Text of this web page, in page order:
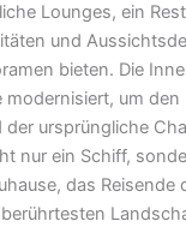
Lounges, ein
und
bieten. Die
modernisiert, um
ursprüngliche
nur ein Schiff,
das Reisende